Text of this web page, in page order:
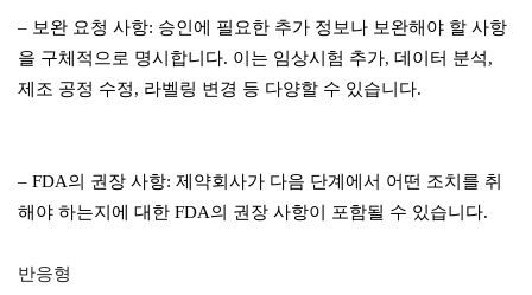
– 보완 요청 사항: 승인에 필요한 추가 정보나 보완해야 할 사항
을 구체적으로 명시합니다. 이는 임상시험 추가, 데이터 분석,
제조 공정 수정, 라벨링 변경 등 다양할 수 있습니다.
– FDA의 권장 사항: 제약회사가 다음 단계에서 어떤 조치를 취
해야 하는지에 대한 FDA의 권장 사항이 포함될 수 있습니다.
반응형